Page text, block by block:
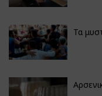
Τα